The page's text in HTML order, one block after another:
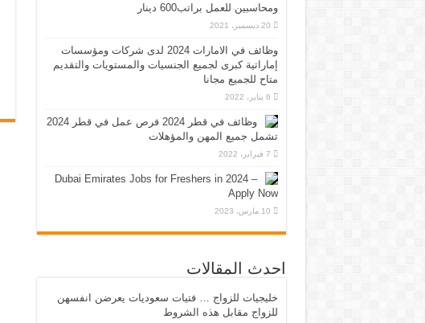
ومحاسبين للعمل براتب600 دينار
20 ديسمبر، 2021
وظائف في الامارات 2024 لدى شركات ومؤسسات
إماراتية كبرى لجميع الجنسيات والمستويات والتقديم
متاح للجميع مجانا
6 يناير، 2022
وظائف في قطر 2024 فرص عمل في قطر 2024
تشمل جميع المهن والمؤهلات
7 فبراير، 2022
Dubai Emirates Jobs for Freshers in 2024 –
Apply Now
10 مارس، 2023
احدث المقالات
خليجيات للزواج … فتيات سعوديات يعرضن انفسهن
للزواج مقابل هذه الشروط